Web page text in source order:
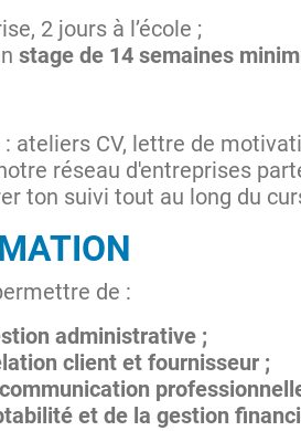
2 jours à l’école ;
stage de 14 semaines
: ateliers CV, lettre de
réseau d'entreprises
ton suivi tout au long du
de :
administrative ;
client et fournisseur ;
et de la gestion